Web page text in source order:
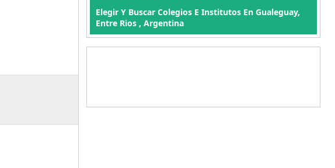
Elegir Y Buscar Colegios E Institutos En Gualeguay,
Entre Rios , Argentina